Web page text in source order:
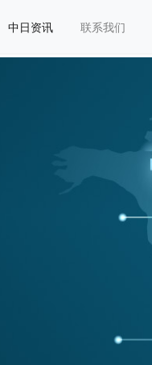
中日资讯 联系我们